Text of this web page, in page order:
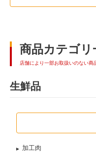
商品カテゴリ
店舗により一部お取扱いのない商
生鮮品
加工肉